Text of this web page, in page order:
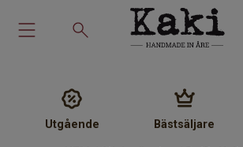
Garn
Utgående Bästsäljare